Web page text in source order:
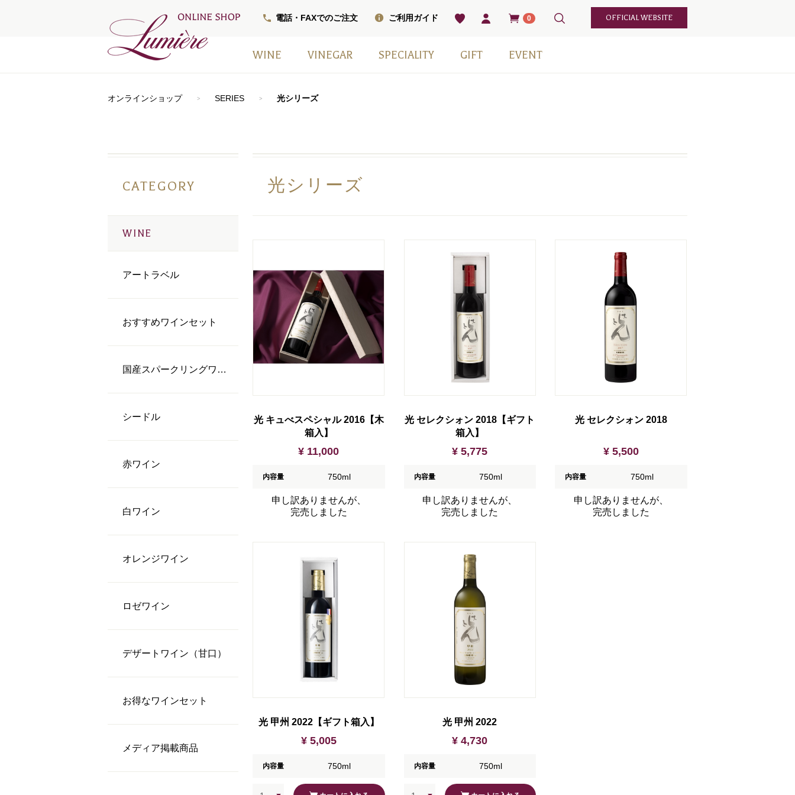
電話・FAXでのご注文 ご利用ガイド OFFICIAL WEBSITE
0
WINE VINEGAR SPECIALITY GIFT EVENT
オンラインショップ SERIES 光シリーズ
CATEGORY
WINE
アートラベル
おすすめワインセット
国産スパークリングワイン
シードル
⾚ワイン
⽩ワイン
オレンジワイン
ロゼワイン
デザートワイン（甘口）
お得なワインセット
メディア掲載商品
光シリーズ
光 キュべスペシャル 2016【木
箱入】
¥ 11,000
内容量 750ml
申し訳ありませんが、
完売しました
光 セレクシォン 2018【ギフト
箱入】
¥ 5,775
内容量 750ml
申し訳ありませんが、
完売しました
光 セレクシォン 2018
¥ 5,500
内容量 750ml
申し訳ありませんが、
完売しました
光 甲州 2022【ギフト箱入】
¥ 5,005
内容量 750ml
光 甲州 2022
¥ 4,730
内容量 750ml